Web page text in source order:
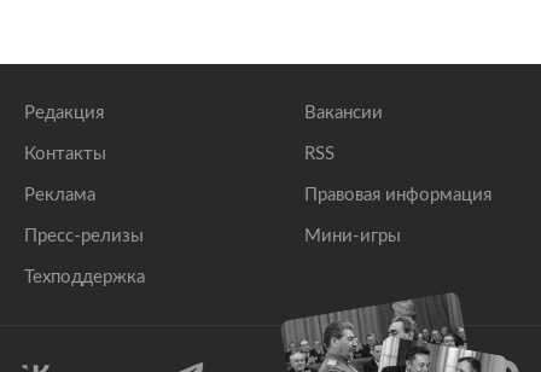
Редакция
Контакты
Реклама
Пресс-релизы
Техподдержка
Вакансии
RSS
Правовая информация
Мини-игры